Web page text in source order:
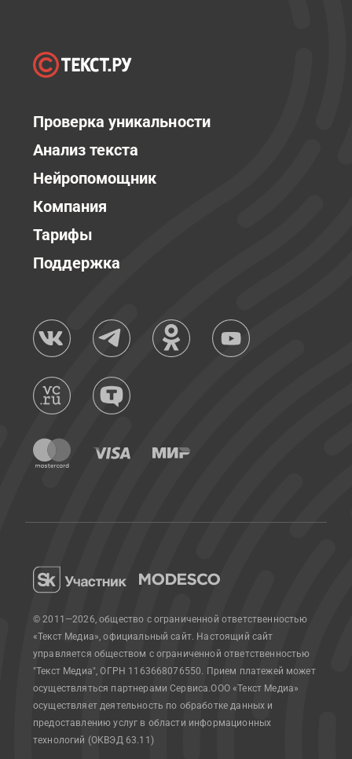
Проверка уникальности
Анализ текста
Нейропомощник
Компания
Тарифы
Поддержка
© 2011—2026, общество с ограниченной ответственностью
«Текст Медиа», официальный сайт. Настоящий сайт
управляется обществом с ограниченной ответственностью
"Текст Медиа", ОГРН 1163668076550. Прием платежей может
осуществляться партнерами Сервиса.ООО «Текст Медиа»
осуществляет деятельность по обработке данных и
предоставлению услуг в области информационных
технологий (ОКВЭД 63.11)